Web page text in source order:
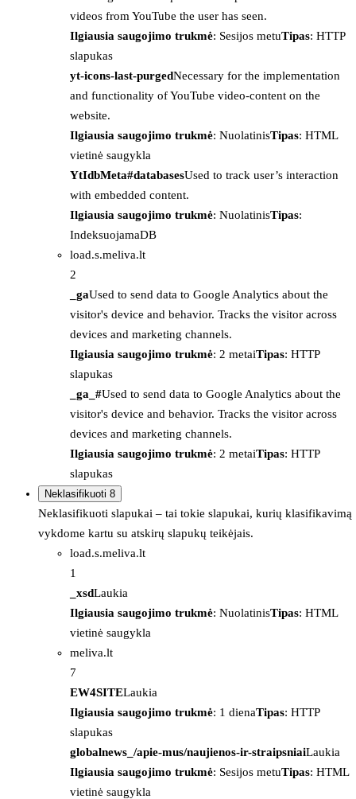
videos from YouTube the user has seen.
Ilgiausia saugojimo trukmė: Sesijos metuTipas: HTTP
slapukas
yt-icons-last-purgedNecessary for the implementation
and functionality of YouTube video-content on the
website.
Ilgiausia saugojimo trukmė: NuolatinisTipas: HTML
vietinė saugykla
YtIdbMeta#databasesUsed to track user’s interaction
with embedded content.
Ilgiausia saugojimo trukmė: NuolatinisTipas:
IndeksuojamaDB
load.s.meliva.lt
2
_gaUsed to send data to Google Analytics about the
visitor's device and behavior. Tracks the visitor across
devices and marketing channels.
Ilgiausia saugojimo trukmė: 2 metaiTipas: HTTP
slapukas
_ga_#Used to send data to Google Analytics about the
visitor's device and behavior. Tracks the visitor across
devices and marketing channels.
Ilgiausia saugojimo trukmė: 2 metaiTipas: HTTP
slapukas
Neklasifikuoti 8
Neklasifikuoti slapukai – tai tokie slapukai, kurių klasifikavimą
vykdome kartu su atskirų slapukų teikėjais.
load.s.meliva.lt
1
_xsdLaukia
Ilgiausia saugojimo trukmė: NuolatinisTipas: HTML
vietinė saugykla
meliva.lt
7
EW4SITELaukia
Ilgiausia saugojimo trukmė: 1 dienaTipas: HTTP
slapukas
globalnews_/apie-mus/naujienos-ir-straipsniaiLaukia
Ilgiausia saugojimo trukmė: Sesijos metuTipas: HTML
vietinė saugykla